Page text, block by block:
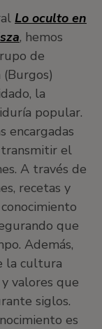
Lo oculto en
, hemos
de
la
popular.
encargadas
el
A través de
recetas y
que
Además,
la cultura
valores que
siglos.
es